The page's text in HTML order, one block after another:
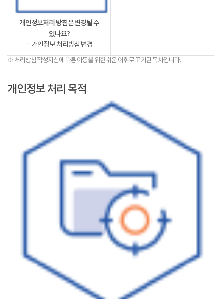
개인정보처리 방침은 변경될 수
있나요?
ㆍ개인정보 처리방침 변경
※ 처리방침 작성지침에 따른 아동을 위한 쉬운 어휘로 표기된 목차입니다.
개인정보 처리 목적